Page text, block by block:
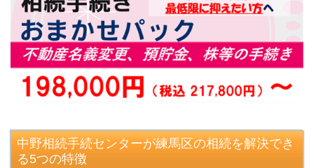
中野相続手続センターが練馬区の相続を解決でき
る5つの特徴